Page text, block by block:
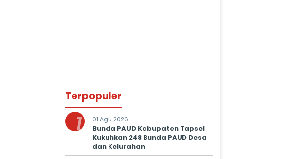
Terpopuler
1 01 Agu 2026
Bunda PAUD Kabupaten Tapsel
Kukuhkan 248 Bunda PAUD Desa
dan Kelurahan